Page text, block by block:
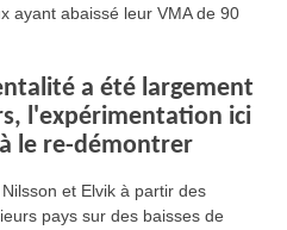
ayant abaissé leur VMA de 90
a été largement
l'expérimentation ici
le re-démontrer
et Elvik à partir des
pays sur des baisses de